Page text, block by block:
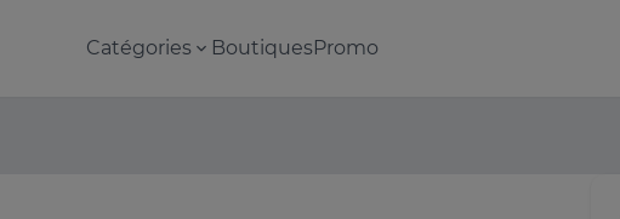
Catégories BoutiquesPromo